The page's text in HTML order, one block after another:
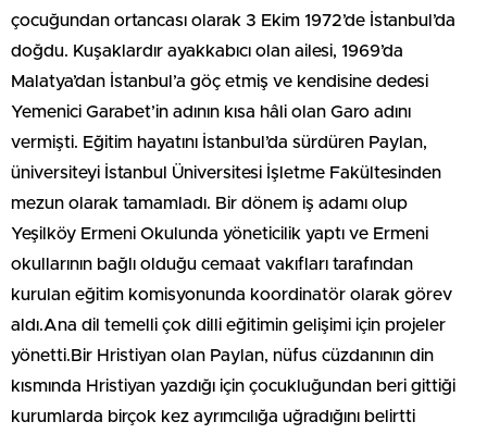
çocuğundan ortancası olarak 3 Ekim 1972’de İstanbul’da
doğdu. Kuşaklardır ayakkabıcı olan ailesi, 1969’da
Malatya’dan İstanbul’a göç etmiş ve kendisine dedesi
Yemenici Garabet’in adının kısa hâli olan Garo adını
vermişti. Eğitim hayatını İstanbul’da sürdüren Paylan,
üniversiteyi İstanbul Üniversitesi İşletme Fakültesinden
mezun olarak tamamladı. Bir dönem iş adamı olup
Yeşilköy Ermeni Okulunda yöneticilik yaptı ve Ermeni
okullarının bağlı olduğu cemaat vakıfları tarafından
kurulan eğitim komisyonunda koordinatör olarak görev
aldı.Ana dil temelli çok dilli eğitimin gelişimi için projeler
yönetti.Bir Hristiyan olan Paylan, nüfus cüzdanının din
kısmında Hristiyan yazdığı için çocukluğundan beri gittiği
kurumlarda birçok kez ayrımcılığa uğradığını belirtti